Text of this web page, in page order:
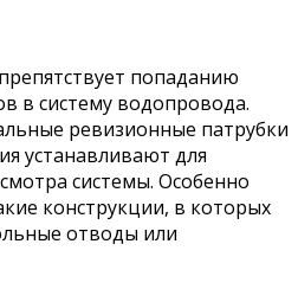
попаданию
в систему водопровода.
ревизионные патрубки
устанавливают для
системы. Особенно
конструкции, в которых
отводы или